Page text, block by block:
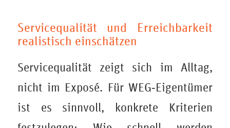
Servicequalität und Erreichbarkeit
realistisch einschätzen
Servicequalität zeigt sich im Alltag,
nicht im Exposé. Für WEG‑Eigentümer
ist es sinnvoll, konkrete Kriterien